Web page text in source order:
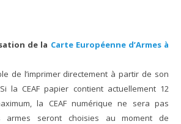
de la Carte Européenne d’Armes à
de l’imprimer directement à partir de son
la CEAF papier contient actuellement 12
la CEAF numérique ne sera pas
armes seront choisies au moment de